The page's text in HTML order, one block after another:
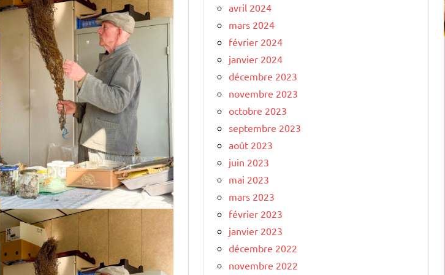
avril 2024
mars 2024
février 2024
janvier 2024
décembre 2023
novembre 2023
octobre 2023
septembre 2023
août 2023
juin 2023
mai 2023
mars 2023
février 2023
janvier 2023
décembre 2022
novembre 2022